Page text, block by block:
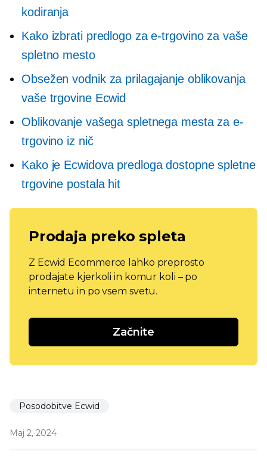
kodiranja
Kako izbrati predlogo za e-trgovino za vaše
spletno mesto
Obsežen vodnik za prilagajanje oblikovanja
vaše trgovine Ecwid
Oblikovanje vašega spletnega mesta za e-
trgovino iz nič
Kako je Ecwidova predloga dostopne spletne
trgovine postala hit
Prodaja preko spleta
Z Ecwid Ecommerce lahko preprosto
prodajate kjerkoli in komur koli – po
internetu in po vsem svetu.
Začnite
Posodobitve Ecwid
Maj 2, 2024